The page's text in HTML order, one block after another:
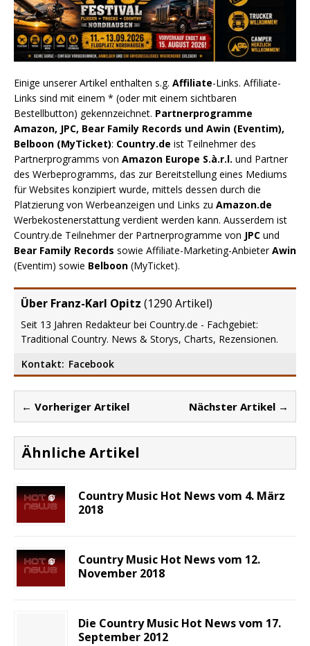
Einige unserer Artikel enthalten s.g. Affiliate-Links. Affiliate-
Links sind mit einem * (oder mit einem sichtbaren
Bestellbutton) gekennzeichnet. Partnerprogramme
Amazon, JPC, Bear Family Records und Awin (Eventim),
Belboon (MyTicket): Country.de ist Teilnehmer des
Partnerprogramms von Amazon Europe S.à.r.l. und Partner
des Werbeprogramms, das zur Bereitstellung eines Mediums
für Websites konzipiert wurde, mittels dessen durch die
Platzierung von Werbeanzeigen und Links zu Amazon.de
Werbekostenerstattung verdient werden kann. Ausserdem ist
Country.de Teilnehmer der Partnerprogramme von JPC und
Bear Family Records sowie Affiliate-Marketing-AnbieterAwin
(Eventim) sowie Belboon (MyTicket).
Über Franz-Karl Opitz (1290 Artikel)
Seit 13 Jahren Redakteur bei Country.de - Fachgebiet:
Traditional Country. News & Storys, Charts, Rezensionen.
Kontakt: Facebook
← Vorheriger Artikel Nächster Artikel →
Ähnliche Artikel
Country Music Hot News vom 4. März
2018
Country Music Hot News vom 12.
November 2018
Die Country Music Hot News vom 17.
September 2012